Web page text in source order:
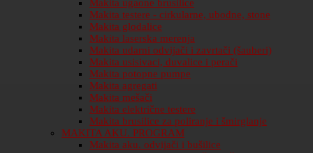
Makita ugaone brusilice
Makita testere - cirkularne, ubodne, stone
Makita glodalice
Makita laserska merenja
Makita udarni odvijači i zavrtači (šauberi)
Makita usisivaci, duvalice i perači
Makita potopne pumpe
Makita agregati
Makita mešači
Makita električne testere
Makita brusilice za poliranje i šmirglanje
MAKITA AKU. PROGRAM
Makita aku. odvijači i bušilice